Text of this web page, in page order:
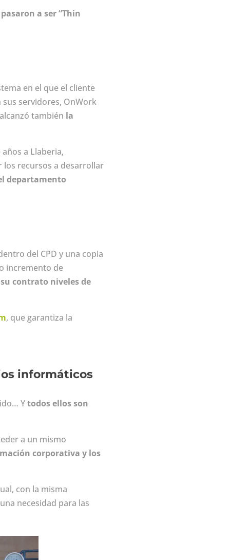
a ser “Thin
en el que el cliente
servidores, OnWork
también la
a Llaberia,
los recursos a desarrollar
departamento
del CPD y una copia
incremento de
contrato niveles de
, que garantiza la
informáticos
Ytodos ellos son
a un mismo
corporativa y los
con la misma
necesidad para las